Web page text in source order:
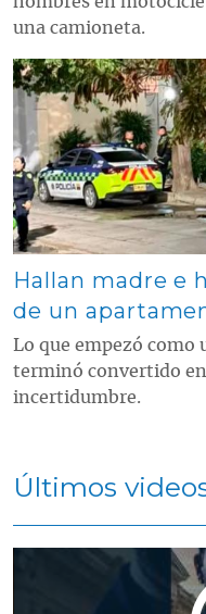
una camioneta.
Contenido multimedia
Hallan madre e
de un
Lo que empezó como
terminó convertido
incertidumbre.
Últimos